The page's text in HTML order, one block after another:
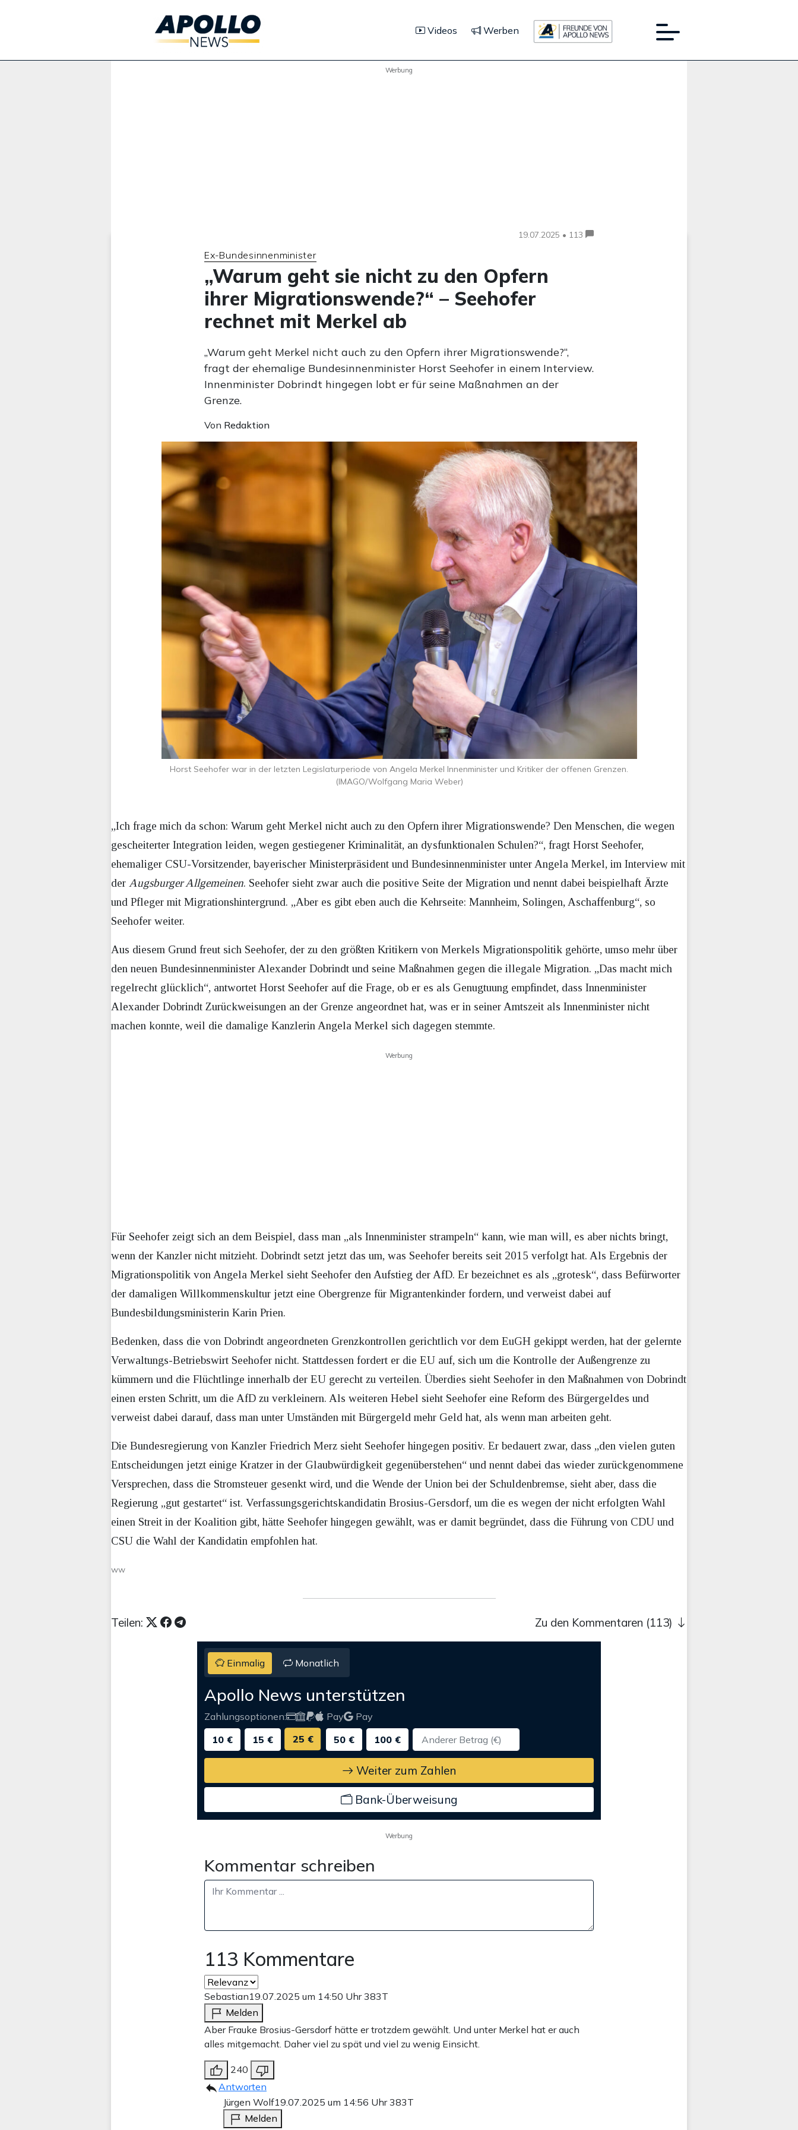
Videos Werben
Werbung
19.07.2025 • 113
Ex-Bundesinnenminister
„Warum geht sie nicht zu den Opfern
ihrer Migrationswende?“ – Seehofer
rechnet mit Merkel ab
„Warum geht Merkel nicht auch zu den Opfern ihrer Migrationswende?“,
fragt der ehemalige Bundesinnenminister Horst Seehofer in einem Interview.
Innenminister Dobrindt hingegen lobt er für seine Maßnahmen an der
Grenze.
Von Redaktion
Horst Seehofer war in der letzten Legislaturperiode von Angela Merkel Innenminister und Kritiker der offenen Grenzen.
(IMAGO/Wolfgang Maria Weber)
„Ich frage mich da schon: Warum geht Merkel nicht auch zu den Opfern ihrer Migrationswende? Den Menschen, die wegen
gescheiterter Integration leiden, wegen gestiegener Kriminalität, an dysfunktionalen Schulen?“, fragt Horst Seehofer,
ehemaliger CSU-Vorsitzender, bayerischer Ministerpräsident und Bundesinnenminister unter Angela Merkel, im Interview mit
der Augsburger Allgemeinen. Seehofer sieht zwar auch die positive Seite der Migration und nennt dabei beispielhaft Ärzte
und Pfleger mit Migrationshintergrund. „Aber es gibt eben auch die Kehrseite: Mannheim, Solingen, Aschaffenburg“, so
Seehofer weiter.
Aus diesem Grund freut sich Seehofer, der zu den größten Kritikern von Merkels Migrationspolitik gehörte, umso mehr über
den neuen Bundesinnenminister Alexander Dobrindt und seine Maßnahmen gegen die illegale Migration. „Das macht mich
regelrecht glücklich“, antwortet Horst Seehofer auf die Frage, ob er es als Genugtuung empfindet, dass Innenminister
Alexander Dobrindt Zurückweisungen an der Grenze angeordnet hat, was er in seiner Amtszeit als Innenminister nicht
machen konnte, weil die damalige Kanzlerin Angela Merkel sich dagegen stemmte.
Werbung
Für Seehofer zeigt sich an dem Beispiel, dass man „als Innenminister strampeln“ kann, wie man will, es aber nichts bringt,
wenn der Kanzler nicht mitzieht. Dobrindt setzt jetzt das um, was Seehofer bereits seit 2015 verfolgt hat. Als Ergebnis der
Migrationspolitik von Angela Merkel sieht Seehofer den Aufstieg der AfD. Er bezeichnet es als „grotesk“, dass Befürworter
der damaligen Willkommenskultur jetzt eine Obergrenze für Migrantenkinder fordern, und verweist dabei auf
Bundesbildungsministerin Karin Prien.
Bedenken, dass die von Dobrindt angeordneten Grenzkontrollen gerichtlich vor dem EuGH gekippt werden, hat der gelernte
Verwaltungs-Betriebswirt Seehofer nicht. Stattdessen fordert er die EU auf, sich um die Kontrolle der Außengrenze zu
kümmern und die Flüchtlinge innerhalb der EU gerecht zu verteilen. Überdies sieht Seehofer in den Maßnahmen von Dobrindt
einen ersten Schritt, um die AfD zu verkleinern. Als weiteren Hebel sieht Seehofer eine Reform des Bürgergeldes und
verweist dabei darauf, dass man unter Umständen mit Bürgergeld mehr Geld hat, als wenn man arbeiten geht.
Die Bundesregierung von Kanzler Friedrich Merz sieht Seehofer hingegen positiv. Er bedauert zwar, dass „den vielen guten
Entscheidungen jetzt einige Kratzer in der Glaubwürdigkeit gegenüberstehen“ und nennt dabei das wieder zurückgenommene
Versprechen, dass die Stromsteuer gesenkt wird, und die Wende der Union bei der Schuldenbremse, sieht aber, dass die
Regierung „gut gestartet“ ist. Verfassungsgerichtskandidatin Brosius-Gersdorf, um die es wegen der nicht erfolgten Wahl
einen Streit in der Koalition gibt, hätte Seehofer hingegen gewählt, was er damit begründet, dass die Führung von CDU und
CSU die Wahl der Kandidatin empfohlen hat.
ww
Teilen: Zu den Kommentaren (113)
Einmalig Monatlich
Apollo News unterstützen
Zahlungsoptionen: Pay
Pay
10 €
15 € 25 € 50 € 100 €
Weiter zum Zahlen
Bank-Überweisung
Werbung
Kommentar schreiben
113 Kommentare
Sebastian19.07.2025 um 14:50 Uhr383T
Melden
Aber Frauke Brosius-Gersdorf hätte er trotzdem gewählt. Und unter Merkel hat er auch
alles mitgemacht. Daher viel zu spät und viel zu wenig Einsicht.
240
Antworten
Jürgen Wolf19.07.2025 um 14:56 Uhr383T
Melden